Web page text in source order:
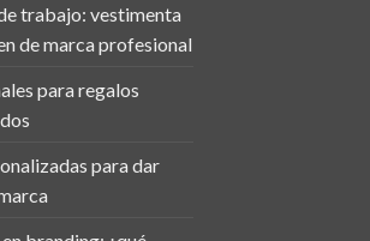
trabajo: vestimenta
de marca profesional
para regalos
para dar